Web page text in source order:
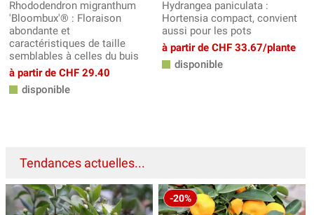
Rhododendron migranthum
'Bloombux'® : Floraison
abondante et
caractéristiques de taille
semblables à celles du buis
à partir de CHF 29.40
disponible
Hydrangea paniculata :
Hortensia compact, convient
aussi pour les pots
à partir de CHF 33.67/plante
disponible
Tendances actuelles...
-20%